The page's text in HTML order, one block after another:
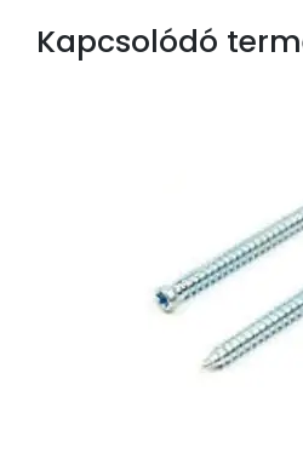
Kapcsolódó